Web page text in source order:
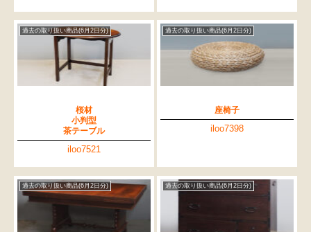
過去の取り扱い商品(6月2日分)
桜材
小判型
茶テーブル
iloo7521
過去の取り扱い商品(6月2日分)
座椅子
iloo7398
過去の取り扱い商品(6月2日分) 過去の取り扱い商品(6月2日分)